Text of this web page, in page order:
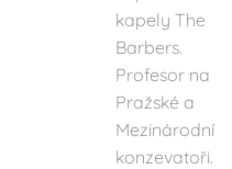
kapely The
Barbers.
Profesor na
Pražské a
Mezinárodní
konzevatoři.